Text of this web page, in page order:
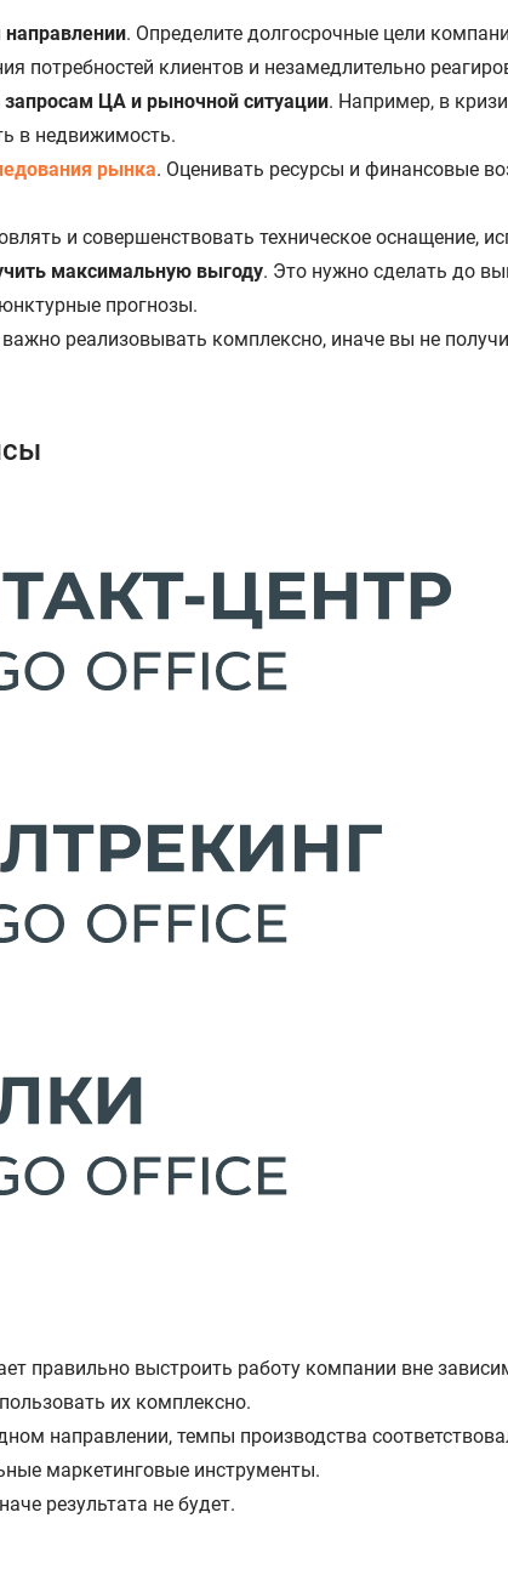
. Определите долгосрочные цели
потребностей клиентов и незамедлительно
ЦА и рыночной ситуации. Например, в
в недвижимость.
рынка. Оценивать ресурсы и финансовые
и совершенствовать техническое оснащение,
максимальную выгоду. Это нужно сделать до
прогнозы.
реализовывать комплексно, иначе вы не
правильно выстроить работу компании вне
их комплексно.
направлении, темпы производства
маркетинговые инструменты.
результата не будет.